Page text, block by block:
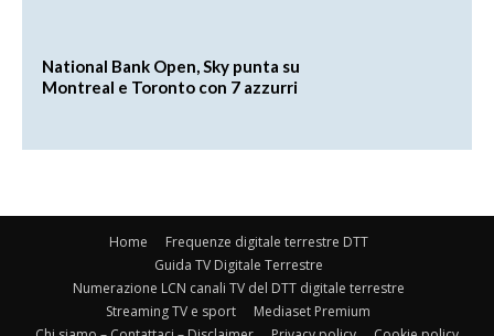
National Bank Open, Sky punta su
Montreal e Toronto con 7 azzurri
Home
Frequenze digitale terrestre DTT
Guida TV Digitale Terrestre
Numerazione LCN canali TV del DTT digitale terrestre
Streaming TV e sport
Mediaset Premium